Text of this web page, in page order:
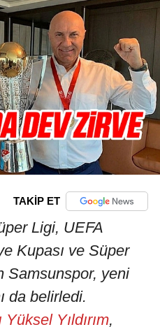
TAKİP ET
Ligi, UEFA
Kupası ve Süper
Samsunspor, yeni
da belirledi.
Yıldırım,